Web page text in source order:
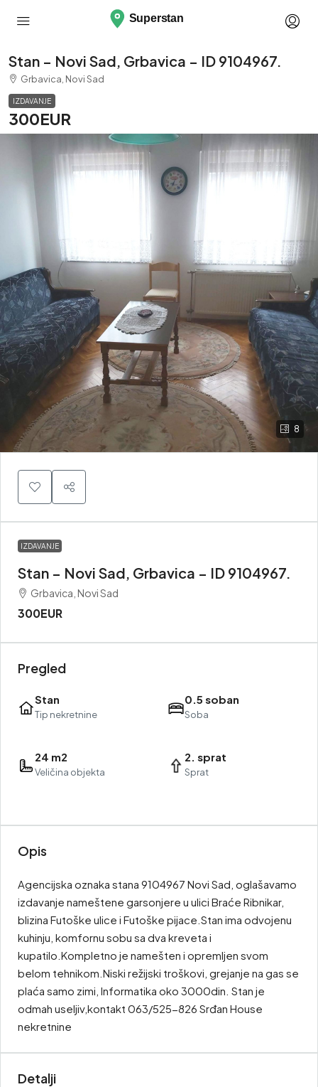
Stan – Novi Sad, Grbavica – ID 9104967.
Grbavica, Novi Sad
IZDAVANJE
300EUR
8
IZDAVANJE
Stan – Novi Sad, Grbavica – ID 9104967.
Grbavica, Novi Sad
300EUR
Pregled
Stan
Tip nekretnine
0.5 soban
Soba
24 m2
Veličina objekta
2. sprat
Sprat
Opis
Agencijska oznaka stana 9104967 Novi Sad, oglašavamo
izdavanje nameštene garsonjere u ulici Braće Ribnikar,
blizina Futoške ulice i Futoške pijace.Stan ima odvojenu
kuhinju, komfornu sobu sa dva kreveta i
kupatilo.Kompletno je namešten i opremljen svom
belom tehnikom.Niski režijski troškovi, grejanje na gas se
plaća samo zimi, Informatika oko 3000din. Stan je
odmah useljiv,kontakt 063/525-826 Srđan House
nekretnine
Detalji